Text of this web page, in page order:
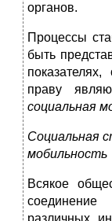
органов.
Процессы
быть
праву
социальная
Социальная
мобильность
Всякое
соединение